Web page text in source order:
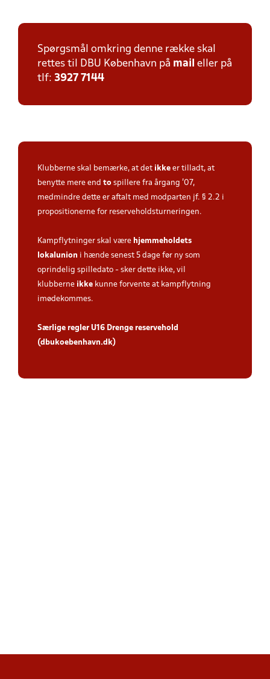
Spørgsmål omkring denne række skal
rettes til DBU København på mail eller på
tlf: 3927 7144
Klubberne skal bemærke, at det ikke er tilladt, at
benytte mere end to spillere fra årgang '07,
medmindre dette er aftalt med modparten jf. § 2.2 i
propositionerne for reserveholdsturneringen.
Kampflytninger skal være hjemmeholdets
lokalunion i hænde senest 5 dage før ny som
oprindelig spilledato - sker dette ikke, vil
klubberne ikke kunne forvente at kampflytning
imødekommes.
Særlige regler U16 Drenge reservehold
(dbukoebenhavn.dk)